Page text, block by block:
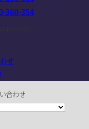
360-354
せ
合わせ